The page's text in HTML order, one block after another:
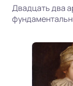
Двадцать два